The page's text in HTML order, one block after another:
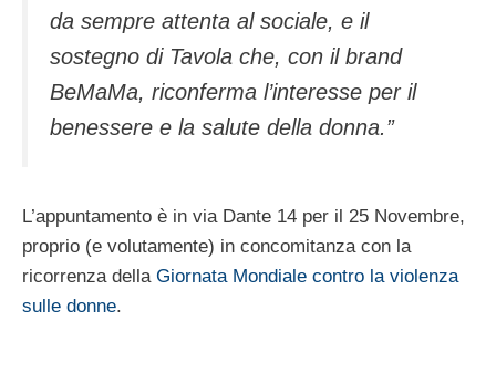
da sempre attenta al sociale, e il
sostegno di Tavola che, con il brand
BeMaMa, riconferma l’interesse per il
benessere e la salute della donna.”
L’appuntamento è in via Dante 14 per il 25 Novembre,
proprio (e volutamente) in concomitanza con la
ricorrenza della Giornata Mondiale contro la violenza
sulle donne.